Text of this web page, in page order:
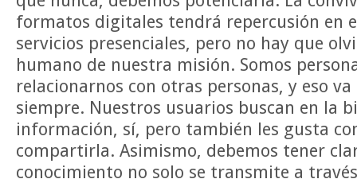
formatos digitales tendrá repercusión en
servicios presenciales, pero no hay que
humano de nuestra misión. Somos
relacionarnos con otras personas, y eso
siempre. Nuestros usuarios buscan en la
información, sí, pero también les gusta
compartirla. Asimismo, debemos tener
conocimiento no solo se transmite a